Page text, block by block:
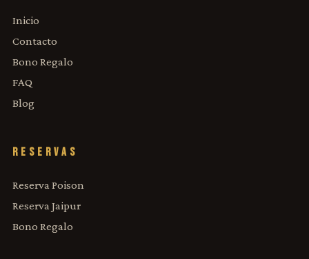
Inicio
Contacto
Bono Regalo
FAQ
Blog
RESERVAS
Reserva Poison
Reserva Jaipur
Bono Regalo